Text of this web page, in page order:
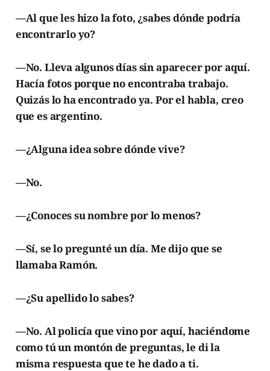
—Al que les hizo la foto, ¿sabes dónde podría
encontrarlo yo?
—No. Lleva algunos días sin aparecer por aquí.
Hacía fotos porque no encontraba trabajo.
Quizás lo ha encontrado ya. Por el habla, creo
que es argentino.
—¿Alguna idea sobre dónde vive?
—No.
—¿Conoces su nombre por lo menos?
—Sí, se lo pregunté un día. Me dijo que se
llamaba Ramón.
—¿Su apellido lo sabes?
—No. Al policía que vino por aquí, haciéndome
como tú un montón de preguntas, le di la
misma respuesta que te he dado a ti.